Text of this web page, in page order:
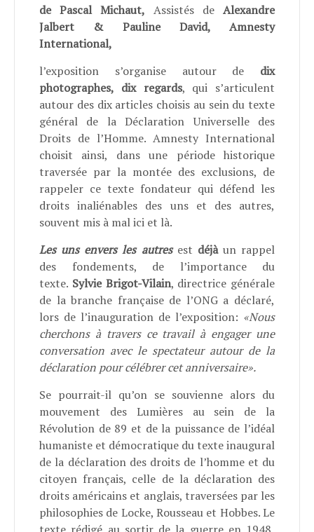
de Pascal Michaut, Assistés de Alexandre
Jalbert & Pauline David, Amnesty
International,
l’exposition s’organise autour de dix
photographes, dix regards, qui s’articulent
autour des dix articles choisis au sein du texte
général de la Déclaration Universelle des
Droits de l’Homme. Amnesty International
choisit ainsi, dans une période historique
traversée par la montée des exclusions, de
rappeler ce texte fondateur qui défend les
droits inaliénables des uns et des autres,
souvent mis à mal ici et là.
Les uns envers les autresest déjàun rappel
des fondements, de l’importance du
texte. Sylvie Brigot-Vilain, directrice générale
de la branche française de l’ONG a déclaré,
lors de l’inauguration de l’exposition: «Nous
cherchons à travers ce travail à engager une
conversation avec le spectateur autour de la
déclaration pour célébrer cet anniversaire».
Se pourrait-il qu’on se souvienne alors du
mouvement des Lumières au sein de la
Révolution de 89 et de la puissance de l’idéal
humaniste et démocratique du texte inaugural
de la déclaration des droits de l’homme et du
citoyen français, celle de la déclaration des
droits américains et anglais, traversées par les
philosophies de Locke, Rousseau et Hobbes. Le